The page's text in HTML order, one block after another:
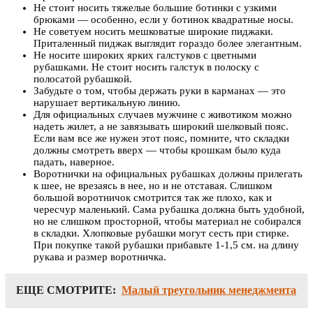
Не стоит носить тяжелые большие ботинки с узкими
брюками — особенно, если у ботинок квадратные носы.
Не советуем носить мешковатые широкие пиджаки.
Приталенный пиджак выглядит гораздо более элегантным.
Не носите широких ярких галстуков с цветными
рубашками. Не стоит носить галстук в полоску с
полосатой рубашкой.
Забудьте о том, чтобы держать руки в карманах — это
нарушает вертикальную линию.
Для официальных случаев мужчине с животиком можно
надеть жилет, а не завязывать широкий шелковый пояс.
Если вам все же нужен этот пояс, помните, что складки
должны смотреть вверх — чтобы крошкам было куда
падать, наверное.
Воротнички на официальных рубашках должны прилегать
к шее, не врезаясь в нее, но и не отставая. Слишком
большой воротничок смотрится так же плохо, как и
чересчур маленький. Сама рубашка должна быть удобной,
но не слишком просторной, чтобы материал не собирался
в складки. Хлопковые рубашки могут сесть при стирке.
При покупке такой рубашки прибавьте 1-1,5 см. на длину
рукава и размер воротничка.
ЕЩЕ СМОТРИТЕ: Малый треугольник менеджмента